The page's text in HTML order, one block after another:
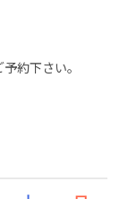
約下さい。